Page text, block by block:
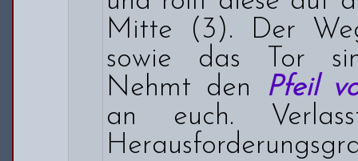
Mitte (3). Der
sowie das Tor
Nehmt den
Pfeil
an euch.